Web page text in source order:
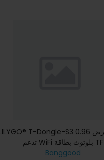
تدعم WiFi بلوتوث بطاقة TF
Banggood